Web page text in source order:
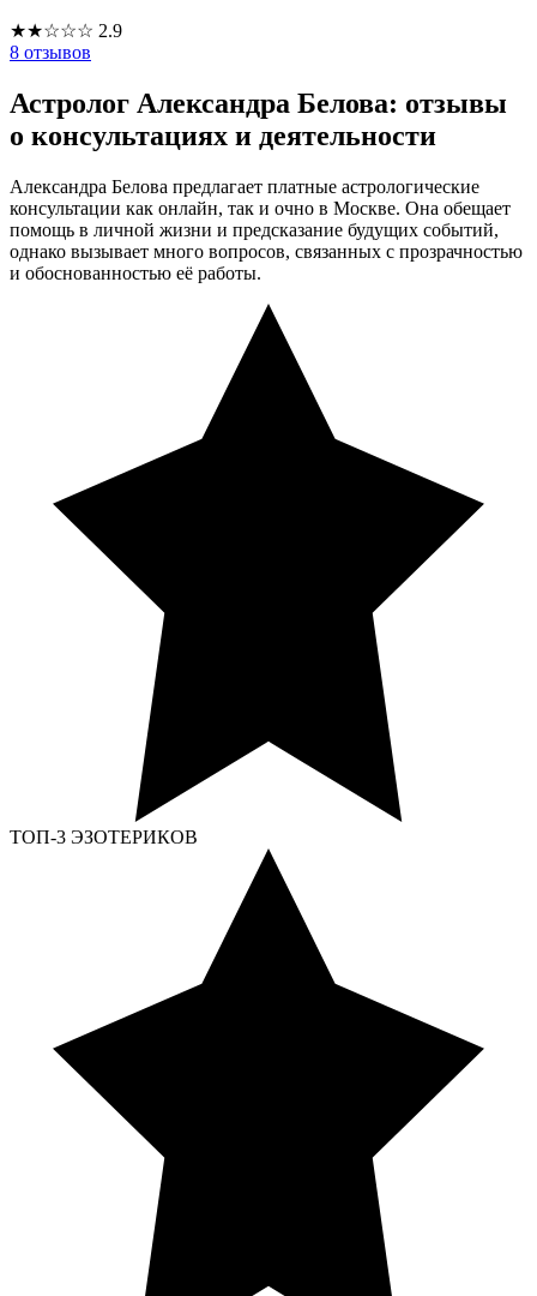
★★☆☆☆ 2.9
8 отзывов
Астролог Александра Белова: отзывы
о консультациях и деятельности
Александра Белова предлагает платные астрологические
консультации как онлайн, так и очно в Москве. Она обещает
помощь в личной жизни и предсказание будущих событий,
однако вызывает много вопросов, связанных с прозрачностью
и обоснованностью её работы.
ТОП-3 ЭЗОТЕРИКОВ